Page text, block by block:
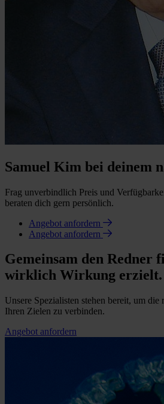
Samuel Kim bei deinem
Frag unverbindlich Preis und
beraten dich gern persönlich.
Angebot anfordern
Angebot anfordern
Gemeinsam den Redner
wirklich Wirkung erzielt.
Unsere Spezialisten stehen bereit, um
Ihren Zielen zu verbinden.
Angebot anfordern